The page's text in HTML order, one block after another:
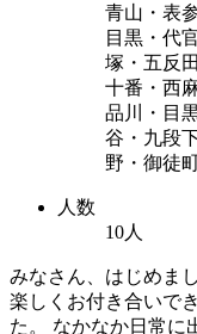
青山・表
目黒・代
塚・五反
十番・西
品川・目
谷・九段
野・御徒
人数
10人
みなさん、はじめま
楽しくお付き合いで
た。 なかなか日常に